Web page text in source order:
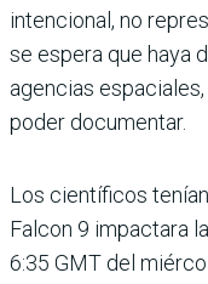
intencional, no
se espera que haya
agencias
poder documentar.
Los científicos
Falcon 9 impactara
6:35 GMT del